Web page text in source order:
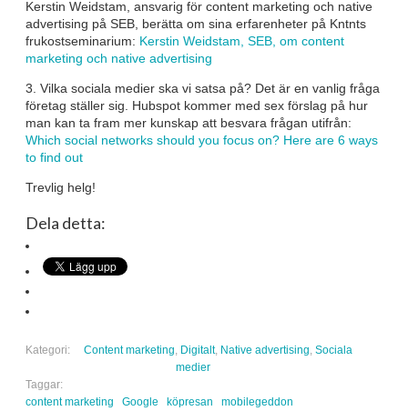
Kerstin Weidstam, ansvarig för content marketing och native
advertising på SEB, berätta om sina erfarenheter på Kntnts
frukostseminarium: Kerstin Weidstam, SEB, om content
marketing och native advertising
3. Vilka sociala medier ska vi satsa på? Det är en vanlig fråga
företag ställer sig. Hubspot kommer med sex förslag på hur
man kan ta fram mer kunskap att besvara frågan utifrån:
Which social networks should you focus on? Here are 6 ways
to find out
Trevlig helg!
Dela detta:
Kategori: Content marketing Digitalt, Native advertising Sociala
medier
Taggar:
content marketing
Google köpresan
mobilegeddon